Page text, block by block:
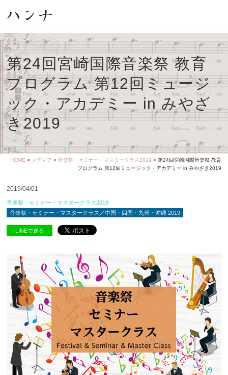
第24回宮崎国際音楽祭 教育
プログラム 第12回ミュージ
ック・アカデミー in みやざ
き2019
HOME > メディア > 音楽祭・セミナー・マスタークラス2019 > 第24回宮崎国際音楽祭 教育
プログラム 第12回ミュージック・アカデミー in みやざき2019
2019/04/01
音楽祭・セミナー・マスタークラス2019
音楽祭・セミナー・マスタークラス／中国・四国・九州・沖縄 2019
LINEで送る